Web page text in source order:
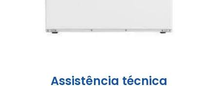
Assistência técnica